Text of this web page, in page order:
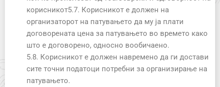
корисникот5.7. Корисникот е должен на
организаторот на патувањето да му ја плати
договорената цена за патувањето во времето како
што е договорено, односно вообичаено.
5.8. Корисникот е должен навремено да ги достави
сите точни податоци потребни за организирање на
патувањето.